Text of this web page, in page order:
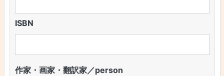
ISBN
作家・画家・翻訳家／person